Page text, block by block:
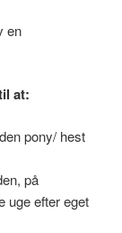
en
at:
pony/ hest
på
uge efter eget